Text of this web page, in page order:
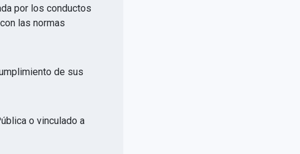
por los conductos
las normas
de sus
o vinculado a